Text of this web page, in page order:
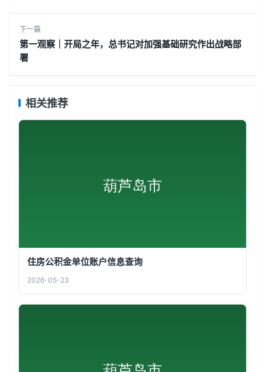
下一篇
第一观察｜开局之年，总书记对加强基础研究作出战略部
署
相关推荐
住房公积金单位账户信息查询
2026-05-23